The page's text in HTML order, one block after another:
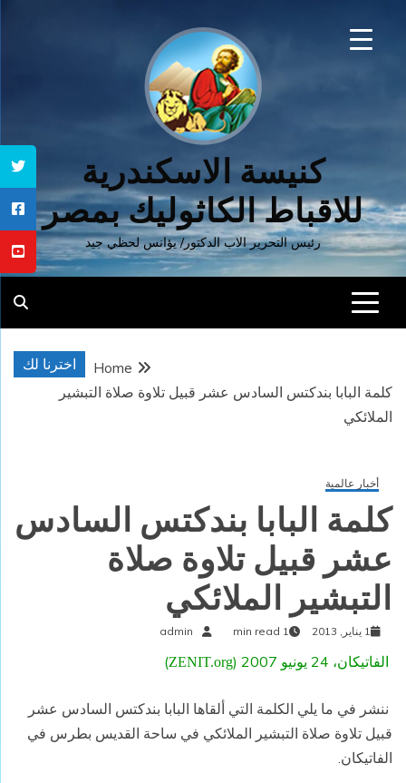
كنيسة الاسكندرية
للاقباط الكاثوليك بمصر
رئيس التحرير الاب الدكتور/ يؤانس لحظي جيد
اخترنا لك
Home
كلمة البابا بندكتس السادس عشر قبيل تلاوة صلاة التبشير
الملائكي
أخبار عالمية
كلمة البابا بندكتس السادس
عشر قبيل تلاوة صلاة
التبشير الملائكي
1 يناير, 2013 1 min read
admin
الفاتيكان، 24 يونيو 2007 ( ZENIT.org
)
ننشر في ما يلي الكلمة التي ألقاها البابا بندكتس السادس عشر
قبيل تلاوة صلاة التبشير الملائكي في ساحة القديس بطرس في
الفاتيكان.